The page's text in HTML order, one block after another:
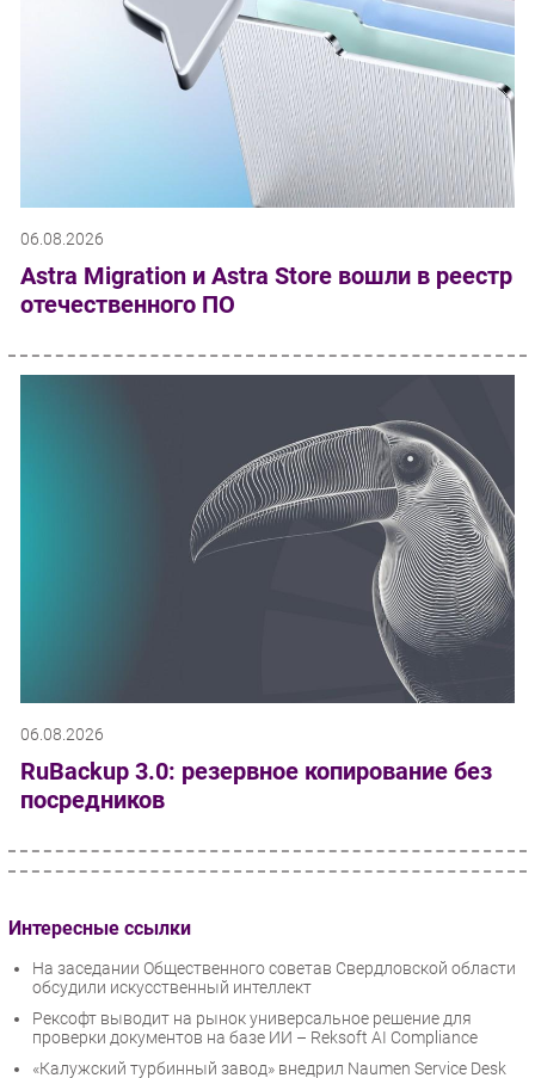
06.08.2026
Astra Migration и Astra Store вошли в реестр
отечественного ПО
06.08.2026
RuBackup 3.0: резервное копирование без
посредников
Интересные ссылки
На заседании Общественного советав Свердловской области
обсудили искусственный интеллект
Рексофт выводит на рынок универсальное решение для
проверки документов на базе ИИ – Reksoft AI Compliance
«Калужский турбинный завод» внедрил Naumen Service Desk